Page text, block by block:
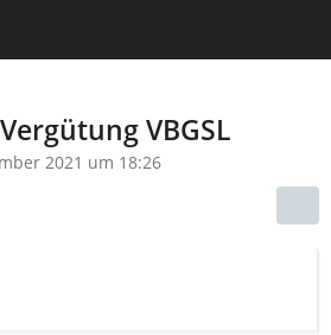
VBGSL
2021 um 18:26